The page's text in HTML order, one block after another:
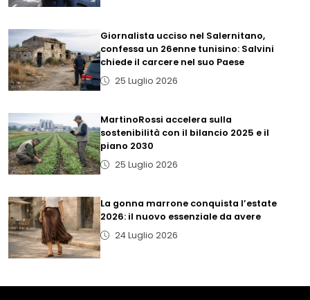
Giornalista ucciso nel Salernitano,
confessa un 26enne tunisino: Salvini
chiede il carcere nel suo Paese
25 Luglio 2026
MartinoRossi accelera sulla
sostenibilità con il bilancio 2025 e il
piano 2030
25 Luglio 2026
La gonna marrone conquista l’estate
2026: il nuovo essenziale da avere
24 Luglio 2026